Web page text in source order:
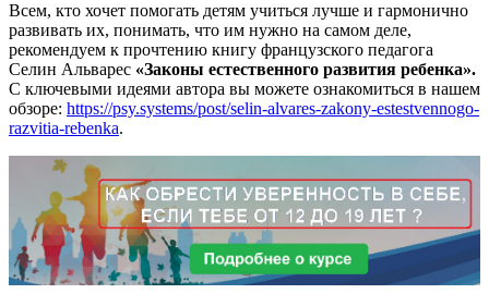
Всем, кто хочет помогать детям учиться лучше и гармонично
развивать их, понимать, что им нужно на самом деле,
рекомендуем к прочтению книгу французского педагога
Селин Альварес «Законы естественного развития ребенка».
С ключевыми идеями автора вы можете ознакомиться в нашем
обзоре: https://psy.systems/post/selin-alvares-zakony-estestvennogo-
razvitia-rebenka.